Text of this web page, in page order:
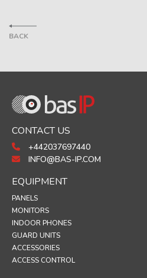
BACK
CONTACT US
+442037697440
INFO@BAS-IP.COM
EQUIPMENT
PANELS
MONITORS
INDOOR PHONES
GUARD UNITS
ACCESSORIES
ACCESS CONTROL